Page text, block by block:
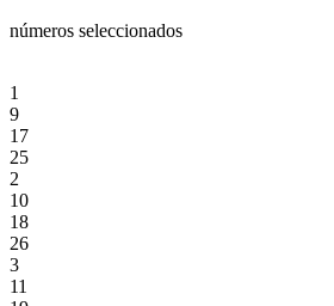
números seleccionados
1
9
17
25
2
10
18
26
3
11